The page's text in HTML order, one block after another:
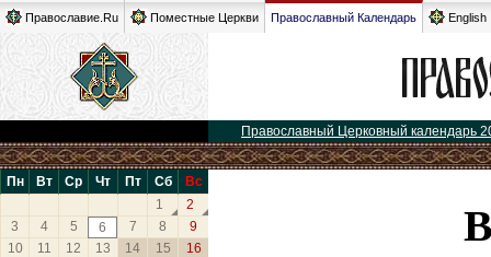
Православие.Ru Поместные Церкви Православный Календарь English
Православный Церковный календарь
Пн Вт Ср Чт Пт Сб
Вс
1
2
3
4 5 6 7 8
9
10
11 12 13 14 15
16